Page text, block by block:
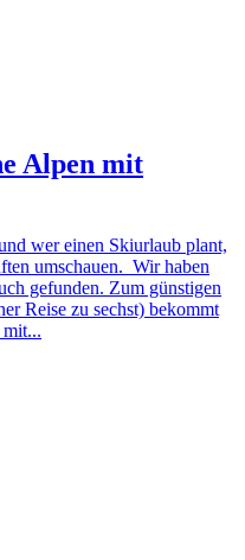
Alpen mit
wer einen Skiurlaub plant,
umschauen. Wir haben
gefunden. Zum günstigen
Reise zu sechst) bekommt